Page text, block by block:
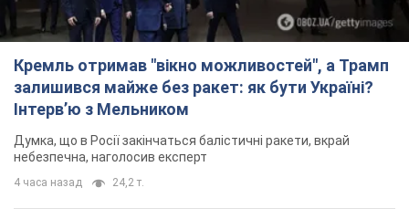
Кремль отримав "вікно можливостей", а Трамп
залишився майже без ракет: як бути Україні?
Інтерв’ю з Мельником
Думка, що в Росії закінчаться балістичні ракети, вкрай
небезпечна, наголосив експерт
4 часа назад 24,2 т.